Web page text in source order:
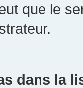
que le
dans la